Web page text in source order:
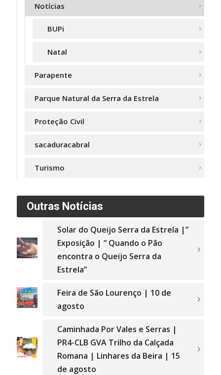
Notícias
BUPi
Natal
Parapente
Parque Natural da Serra da Estrela
Proteção Civil
sacaduracabral
Turismo
Outras Notícias
Solar do Queijo Serra da Estrela |”
Exposição | “ Quando o Pão
encontra o Queijo Serra da
Estrela”
Feira de São Lourenço | 10 de
agosto
Caminhada Por Vales e Serras |
PR4-CLB GVA Trilho da Calçada
Romana | Linhares da Beira | 15
de agosto